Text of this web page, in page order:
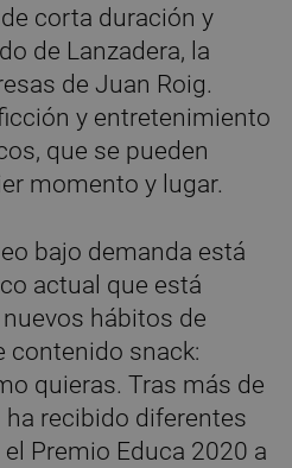
corta duración y
de Lanzadera, la
de Juan Roig.
y entretenimiento
que se pueden
momento y lugar.
bajo demanda está
actual que está
hábitos de
contenido snack:
quieras. Tras más de
ha recibido diferentes
Premio Educa 2020 a